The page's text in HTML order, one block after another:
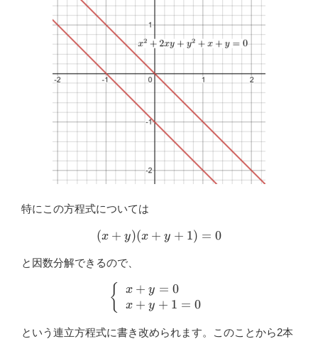
特にこの方程式については
(x+y)(x+y+1)=0
(x + y)(x + y + 1) = 0
と因数分解できるので、
{ x + y = 0
x + y + 1 = 0
という連立方程式に書き改められます。このことから2本